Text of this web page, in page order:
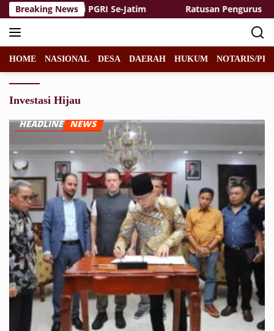
Langsung
ke
konten
Breaking News
Tinggi PGRI Se-Jatim Ratusan Pengurus NU
HOME NASIONAL DESA DAERAH HUKUM NOTARIS/
Investasi Hijau